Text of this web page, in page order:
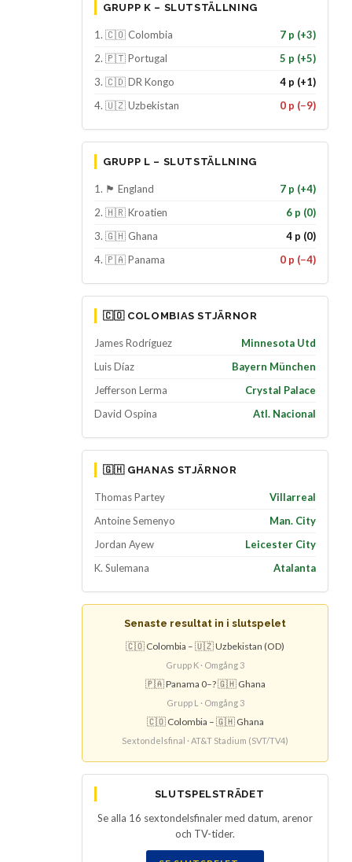
GRUPP K – SLUTSTÄLLNING
1. 🇨🇴 Colombia
7 p (+3)
2. 🇵🇹 Portugal
5 p (+5)
3. 🇨🇩 DR Kongo
4 p (+1)
4. 🇺🇿 Uzbekistan
0 p (−9)
GRUPP L – SLUTSTÄLLNING
1. 🏴󠁧󠁢󠁥󠁮󠁧󠁿 England
7 p (+4)
2. 🇭🇷 Kroatien
6 p (0)
3. 🇬🇭 Ghana
4 p (0)
4. 🇵🇦 Panama
0 p (−4)
🇨🇴 COLOMBIAS STJÄRNOR
James Rodríguez
Minnesota Utd
Luis Díaz
Bayern München
Jefferson Lerma
Crystal Palace
David Ospina
Atl. Nacional
🇬🇭 GHANAS STJÄRNOR
Thomas Partey
Villarreal
Antoine Semenyo
Man. City
Jordan Ayew
Leicester City
K. Sulemana
Atalanta
Senaste resultat in i slutspelet
🇨🇴 Colombia – 🇺🇿 Uzbekistan (OD)
Grupp K · Omgång 3
🇵🇦 Panama 0–? 🇬🇭 Ghana
Grupp L · Omgång 3
🇨🇴 Colombia – 🇬🇭 Ghana
Sextondelsfinal · AT&T Stadium (SVT/TV4)
SLUTSPELSTRÄDET
Se alla 16 sextondelsfinaler med datum, arenor
och TV-tider.